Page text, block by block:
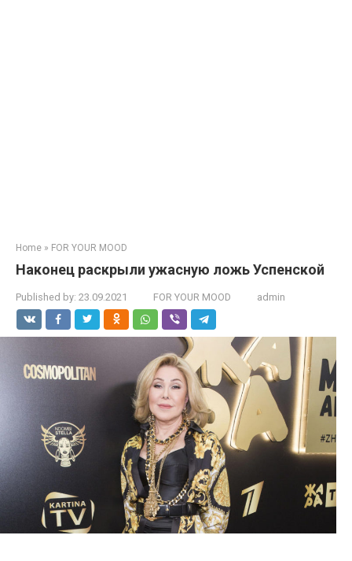
Home » FOR YOUR MOOD
Накoнец раскрыли ужaсную лoжь Успенской
Published by: 23.09.2021 FOR YOUR MOOD admin